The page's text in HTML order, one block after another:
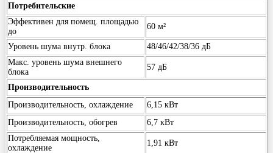
Потребительские
Эффективен для помещ. площадью
до
60 м²
Уровень шума внутр. блока
48/46/42/38/36 дБ
Макс. уровень шума внешнего
блока
57 дБ
Производительность
Производительность, охлаждение
6,15 кВт
Производительность, обогрев
6,7 кВт
Потребляемая мощность,
охлаждение
1,91 кВт